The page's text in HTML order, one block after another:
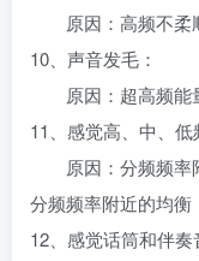
原因：高频不柔
10、声音发毛：
原因：超高频能
11、感觉高、中、低
原因：分频频率
分频频率附近的均衡
12、感觉话筒和伴奏